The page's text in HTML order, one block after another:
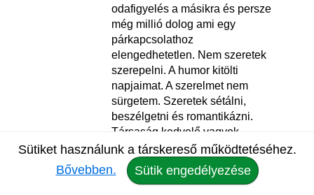
odafigyelés a másikra és persze
még millió dolog ami egy
párkapcsolathoz
elengedhetetlen. Nem szeretek
szerepelni. A humor kitölti
napjaimat. A szerelmet nem
sürgetem. Szeretek sétálni,
beszélgetni és romantikázni.
Társaság kedvelő vagyok,
szeretek zenét hallgatni, olvasni,
kerékpározni. Érzékeny, kocka,
szeretek beszélgetni,...
Sütiket használunk a társkereső működtetéséhez.
Bővebben.
Sütik engedélyezése